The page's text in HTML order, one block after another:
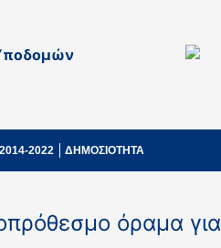
2022 ΔΗΜΟΣΙΟΤΗΤΑ
όραμα για